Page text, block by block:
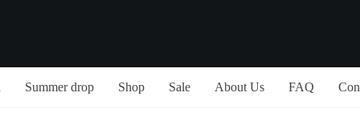
Summer drop Shop Sale About Us FAQ